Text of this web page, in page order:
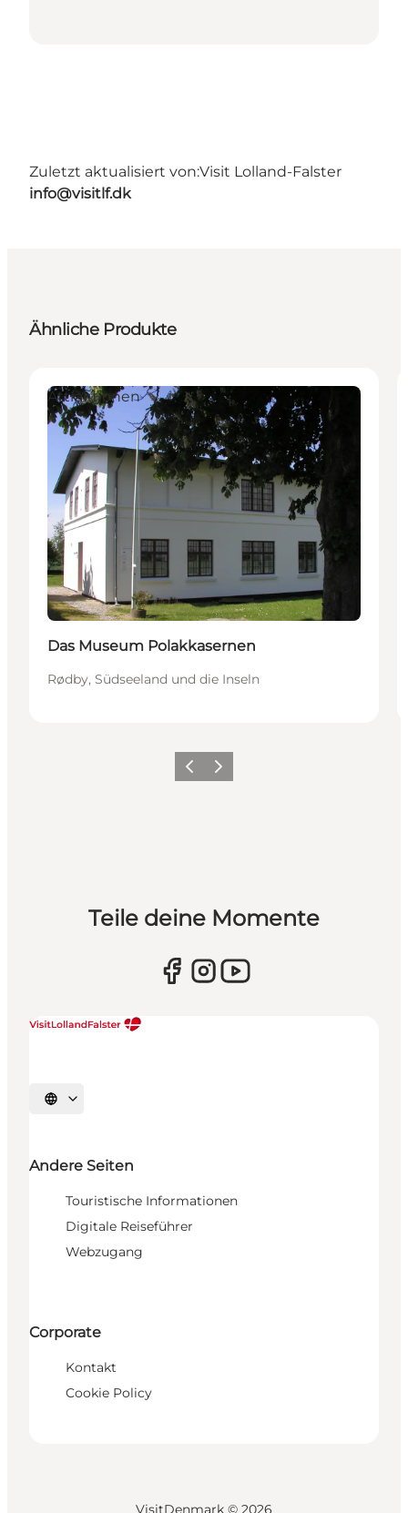
Zuletzt aktualisiert von:Visit Lolland-Falster
info@visitlf.dk
Ähnliche Produkte
Attraktionen
Das Museum Polakkasernen
Rødby, Südseeland und die Inseln
ZurückWeiter
Teile deine Momente
Sprache auswählen
Andere Seiten
Touristische Informationen
Digitale Reiseführer
Webzugang
Corporate
Kontakt
Cookie Policy
VisitDenmark © 2026